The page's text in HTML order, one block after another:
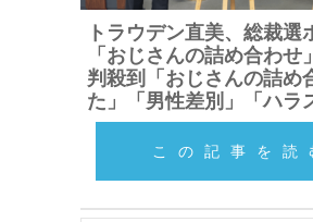
トラウデン直美、総裁選
「おじさんの詰め合わせ
判殺到「おじさんの詰め
た」「男性差別」「ハラ
この記事を読